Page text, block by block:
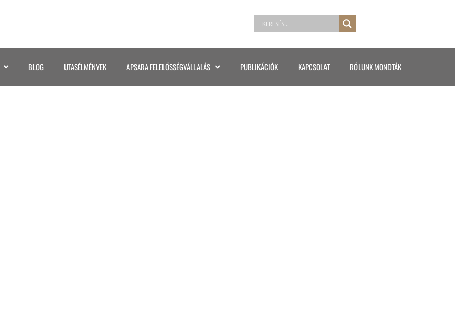
BLOG UTASÉLMÉNYEK APSARA FELELŐSSÉGVÁLLALÁS PUBLIKÁCIÓK KAPCSOLAT RÓLUNK MONDTÁK